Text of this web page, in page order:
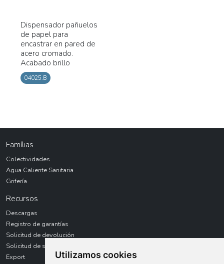
Utilizamos cookies
Dispensador pañuelos
de papel para
encastrar en pared de
acero cromado.
Acabado brillo
04025.B
Famílias
Colectividades
Agua Caliente Sanitaria
Grifería
Recursos
Descargas
Registro de garantías
Solicitud de devolución
Solicitud de servicio técnico
Export